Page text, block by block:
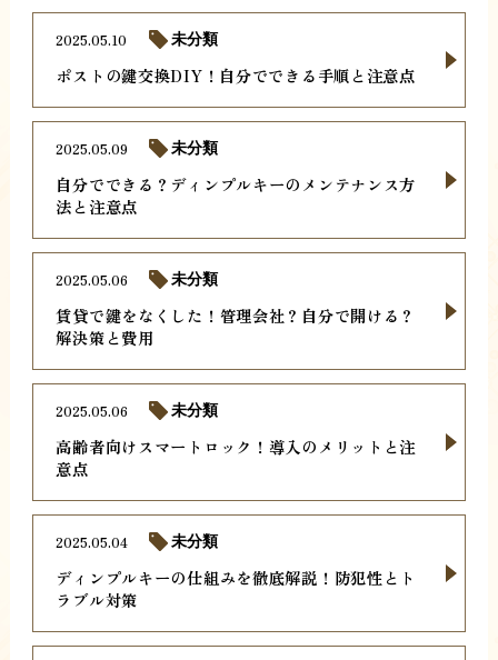
ポストの鍵交換DIY！自分でできる手順と注意点
2025.05.10 未分類
自分でできる？ディンプルキーのメンテナンス方
法と注意点
2025.05.09 未分類
賃貸で鍵をなくした！管理会社？自分で開ける？
解決策と費用
2025.05.06 未分類
高齢者向けスマートロック！導入のメリットと注
意点
2025.05.06 未分類
ディンプルキーの仕組みを徹底解説！防犯性とト
ラブル対策
2025.05.04 未分類